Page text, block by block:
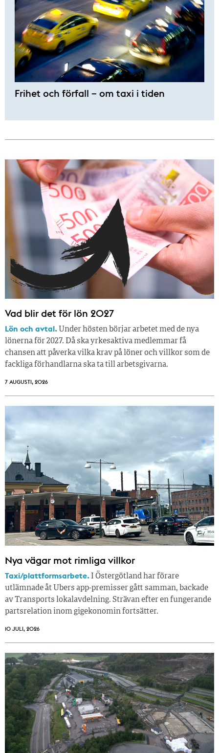
Frihet och förfall – om taxi i tiden
Vad blir det för lön 2027
Lön och avtal. Under hösten börjar arbetet med de nya
lönerna för 2027. Då ska yrkesaktiva medlemmar få
chansen att påverka vilka krav på löner och villkor som de
fackliga förhandlarna ska ta till arbetsgivarna.
7 AUGUSTI, 2026
Nya vägar mot rimliga villkor
Taxi/plattformsarbete. I Östergötland har förare
utlämnade åt Ubers app-premisser gått samman, backade
av Transports lokalavdelning. Strävan efter en fungerande
partsrelation inom gigekonomin fortsätter.
10 JULI, 2026